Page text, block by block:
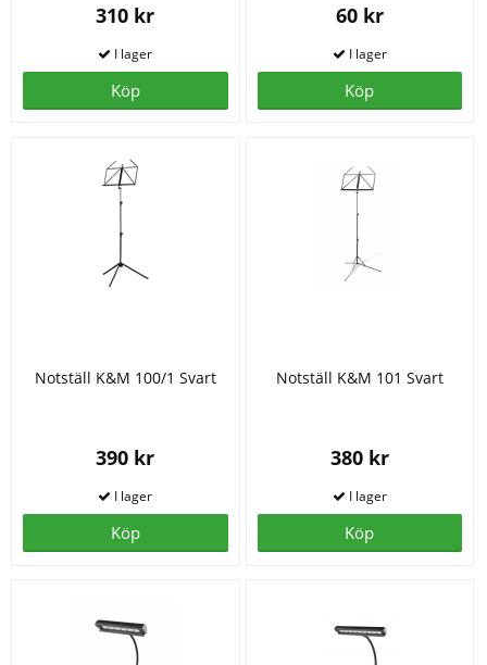
310 kr
Köp
60 kr
Köp
Notställ K&M 100/1 Svart
390 kr
Köp
Notställ K&M 101 Svart
380 kr
Köp